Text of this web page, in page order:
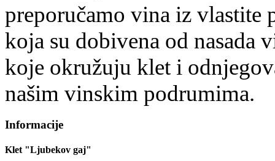
preporučamo vina iz vlastite
koja su dobivena od nasada
koje okružuju klet i
našim vinskim podrumima.
Informacije
Klet "Ljubekov gaj"